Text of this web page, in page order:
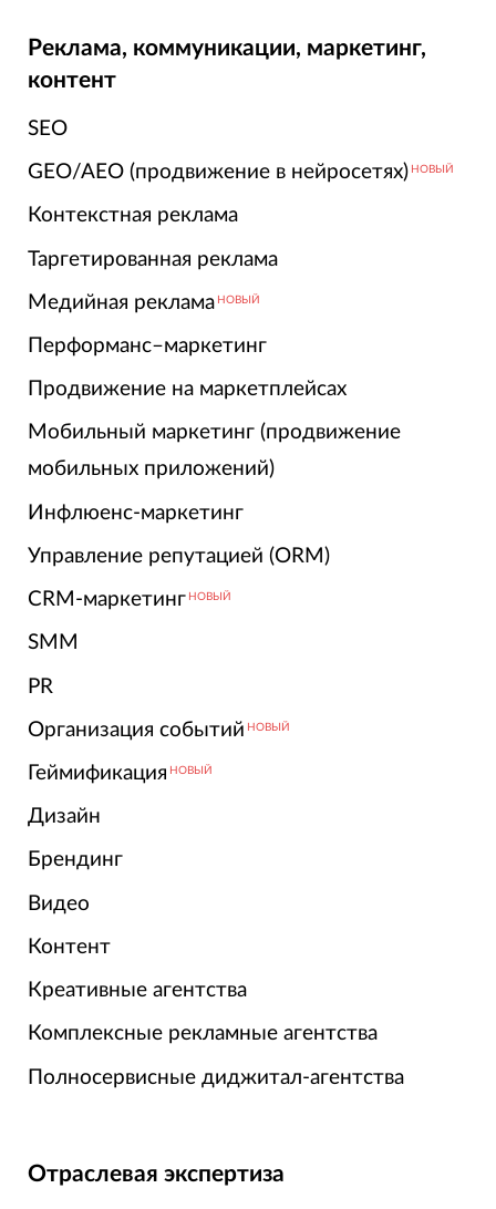
Реклама, коммуникации, маркетинг,
контент
SEO
GEO/AEO (продвижение в нейросетях) НОВЫЙ
Контекстная реклама
Таргетированная реклама
Медийная реклама НОВЫЙ
Перформанс–маркетинг
Продвижение на маркетплейсах
Мобильный маркетинг (продвижение
мобильных приложений)
Инфлюенс-маркетинг
Управление репутацией (ORM)
CRM-маркетинг НОВЫЙ
SMM
PR
Организация событий НОВЫЙ
Геймификация НОВЫЙ
Дизайн
Брендинг
Видео
Контент
Креативные агентства
Комплексные рекламные агентства
Полносервисные диджитал-агентства
Отраслевая экспертиза